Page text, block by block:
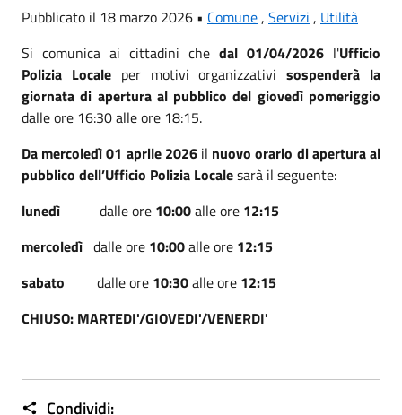
Pubblicato il 18 marzo 2026 • Comune, Servizi , Utilità
Si comunica ai cittadini che dal 01/04/2026 l'Ufficio
Polizia Localeper motivi organizzativisospenderà la
giornata di apertura al pubblico del giovedì pomeriggio
dalle ore 16:30 alle ore 18:15.
Da mercoledì 01 aprile 2026il nuovo orario di apertura al
pubblico dell’Ufficio Polizia Localesarà il seguente:
lunedì
dalle ore 10:00alle ore 12:15
mercoledì dalle ore 10:00alle ore 12:15
sabato
dalle ore 10:30alle ore 12:15
CHIUSO: MARTEDI'/GIOVEDI'/VENERDI'
Condividi: